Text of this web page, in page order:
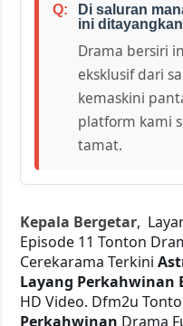
Di saluran
ini
Drama bersiri
eksklusif dari
kemaskini
platform kami
tamat.
Kepala Bergetar,
Episode 11 Tonton
Cerekarama Terkini
Layang Perkahwinan
HD Video. Dfm2u
Perkahwinan Drama